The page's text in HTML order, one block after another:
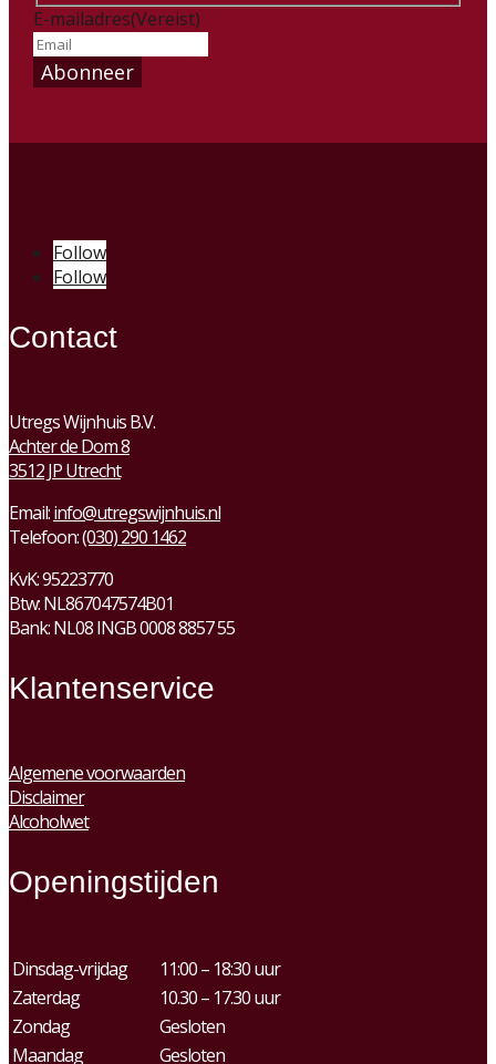
E-mailadres(Vereist)
Follow
Follow
Contact
Utregs Wijnhuis B.V.
Achter de Dom 8
3512 JP Utrecht
Email:info@utregswijnhuis.nl
Telefoon:(030) 290 1462
KvK:95223770
Btw:NL867047574B01
Bank: NL08 INGB 0008 8857 55
Klantenservice
Algemene voorwaarden
Disclaimer
Alcoholwet
Openingstijden
Dinsdag-vrijdag
11:00 – 18:30 uur
Zaterdag
10.30 – 17.30 uur
Zondag
Gesloten
Maandag
Gesloten